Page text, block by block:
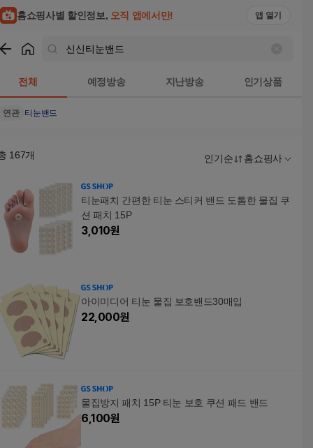
홈쇼핑사별 할인정보, 오직 앱에서만! 앱 열기
전체 예정방송 지난방송 인기상품
연관 티눈밴드
167개 인기순 홈쇼핑사
티눈패치 간편한 티눈 스티커 밴드 도톰한 물집 쿠
션 패치 15P
3,010원
아이미디어 티눈 물집 보호밴드30매입
22,000원
물집방지 패치 15P 티눈 보호 쿠션 패드 밴드
6,100원